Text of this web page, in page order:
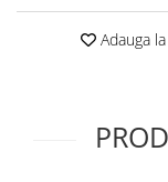
Adauga